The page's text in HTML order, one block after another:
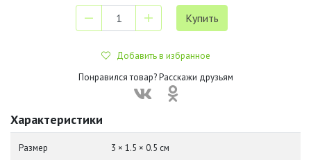
Добавить в избранное
Понравился товар? Расскажи друзьям
Характеристики
Размер 3 × 1.5 × 0.5 см